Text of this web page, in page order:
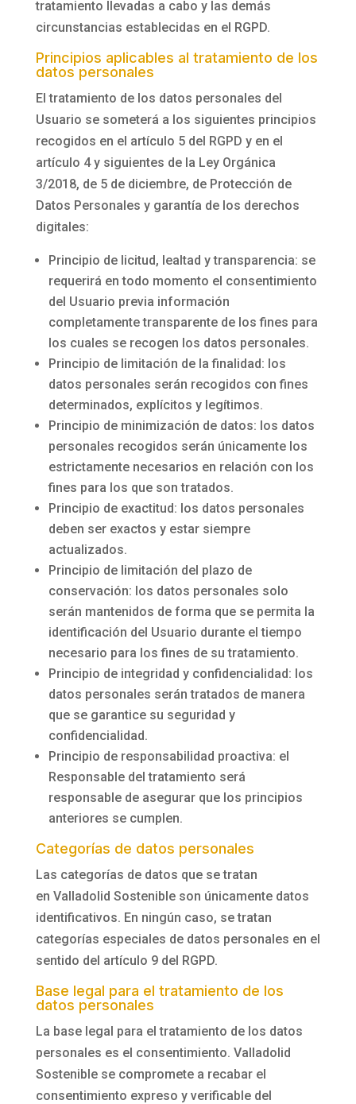
tratamiento llevadas a cabo y las demás
circunstancias establecidas en el RGPD.
Principios aplicables al tratamiento de los
datos personales
El tratamiento de los datos personales del
Usuario se someterá a los siguientes principios
recogidos en el artículo 5 del RGPD y en el
artículo 4 y siguientes de la Ley Orgánica
3/2018, de 5 de diciembre, de Protección de
Datos Personales y garantía de los derechos
digitales:
Principio de licitud, lealtad y transparencia: se
requerirá en todo momento el consentimiento
del Usuario previa información
completamente transparente de los fines para
los cuales se recogen los datos personales.
Principio de limitación de la finalidad: los
datos personales serán recogidos con fines
determinados, explícitos y legítimos.
Principio de minimización de datos: los datos
personales recogidos serán únicamente los
estrictamente necesarios en relación con los
fines para los que son tratados.
Principio de exactitud: los datos personales
deben ser exactos y estar siempre
actualizados.
Principio de limitación del plazo de
conservación: los datos personales solo
serán mantenidos de forma que se permita la
identificación del Usuario durante el tiempo
necesario para los fines de su tratamiento.
Principio de integridad y confidencialidad: los
datos personales serán tratados de manera
que se garantice su seguridad y
confidencialidad.
Principio de responsabilidad proactiva: el
Responsable del tratamiento será
responsable de asegurar que los principios
anteriores se cumplen.
Categorías de datos personales
Las categorías de datos que se tratan
en Valladolid Sostenibleson únicamente datos
identificativos. En ningún caso, se tratan
categorías especiales de datos personales en el
sentido del artículo 9 del RGPD.
Base legal para el tratamiento de los
datos personales
La base legal para el tratamiento de los datos
personales es el consentimiento. Valladolid
Sosteniblese compromete a recabar el
consentimiento expreso y verificable del